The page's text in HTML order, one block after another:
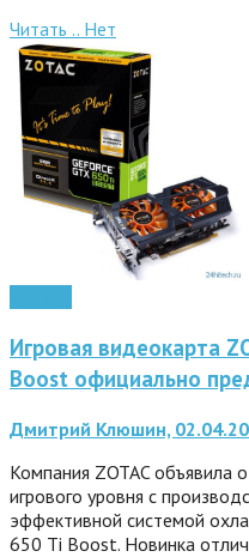
Читать .. Нет
Игровая видеокарта
Boost официально
Дмитрий Клюшин,
Компания ZOTAC объявила
игрового уровня с
эффективной системой
650 Ti Boost. Новинка